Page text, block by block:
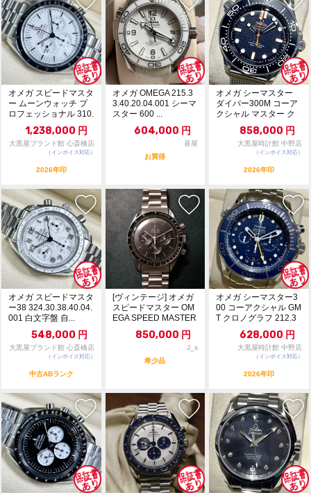
オメガ スピードマスタ
ー ムーンウォッチ プ
ロフェッショナル 310.
30.42....
1,238,000 円
大黒屋ブランド館 心斎橋店
（インボイス対応）
2026年印
オメガ OMEGA 215.3
3.40.20.04.001 シーマ
スター 600 ...
604,000 円
喜屋
お買得
オメガ シーマスター
ダイバー300M コーア
クシャル マスター ク
ロノメーター ...
858,000 円
大黒屋時計館 中野店
（インボイス対応）
2026年印
オメガ スピードマスタ
ー38 324.30.38.40.04.
001 白文字盤 自...
548,000 円
大黒屋ブランド館 心斎橋店
（インボイス対応）
中古ABランク
[ヴィンテージ] オメガ
スピードマスター OM
EGA SPEED MASTER
850,000 円
J_s
希少品
オメガ シーマスター3
00 コーアクシャル GM
T クロノグラフ 212.3
628,000 円
大黒屋時計館 中野店
（インボイス対応）
2026年印